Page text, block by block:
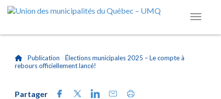
Publication
Élections municipales 2025 – Le compte à
rebours officiellement lancé!
Partager